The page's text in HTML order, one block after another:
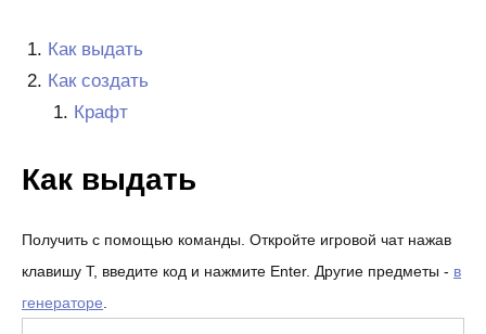
Как выдать
Как создать
Крафт
Как выдать
Получить с помощью команды. Откройте игровой чат нажав
клавишу T, введите код и нажмите Enter. Другие предметы - в
генераторе.